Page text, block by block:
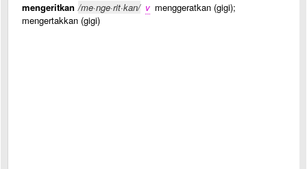
mengeritkan /me·nge·rit·kan/ v menggeratkan (gigi);
mengertakkan (gigi)